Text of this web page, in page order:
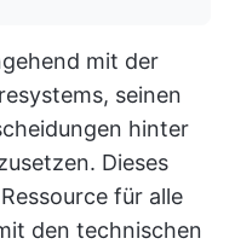
mit der
seinen
hinter
Dieses
für alle
den technischen